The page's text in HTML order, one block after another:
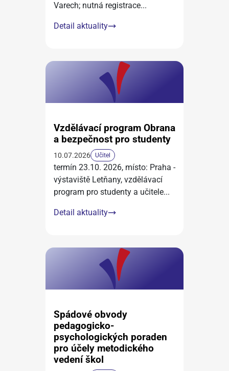
Varech; nutná registrace...
Detail aktuality
Vzdělávací program Obrana
a bezpečnost pro studenty
10.07.2026 Učitel
termín 23.10. 2026, místo: Praha -
výstaviště Letňany, vzdělávací
program pro studenty a učitele...
Detail aktuality
Spádové obvody
pedagogicko-
psychologických poraden
pro účely metodického
vedení škol